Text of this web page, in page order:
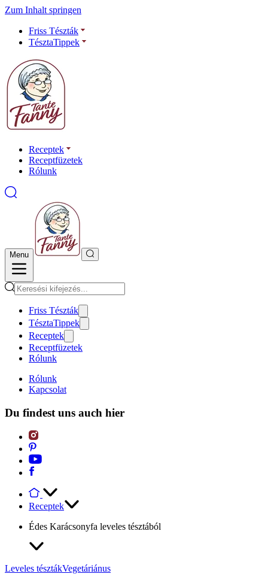
Zum Inhalt springen
Friss Tészták
TésztaTippek
Receptek
Receptfüzetek
Rólunk
Menu
Friss Tészták
TésztaTippek
Receptek
Receptfüzetek
Rólunk
Rólunk
Kapcsolat
Du findest uns auch hier
Receptek
Édes Karácsonyfa leveles tésztából
Leveles tésztákVegetáriánus